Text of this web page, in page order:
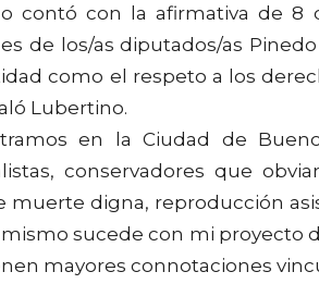
contó con la afirmativa de 8
de los/as diputados/as
como el respeto a los
Lubertino.
en la Ciudad de
conservadores que
muerte digna, reproducción
sucede con mi proyecto
mayores connotaciones